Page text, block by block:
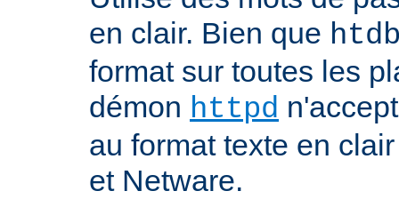
en clair. Bien que
format sur toutes les
démon httpd
au format texte en
et Netware.